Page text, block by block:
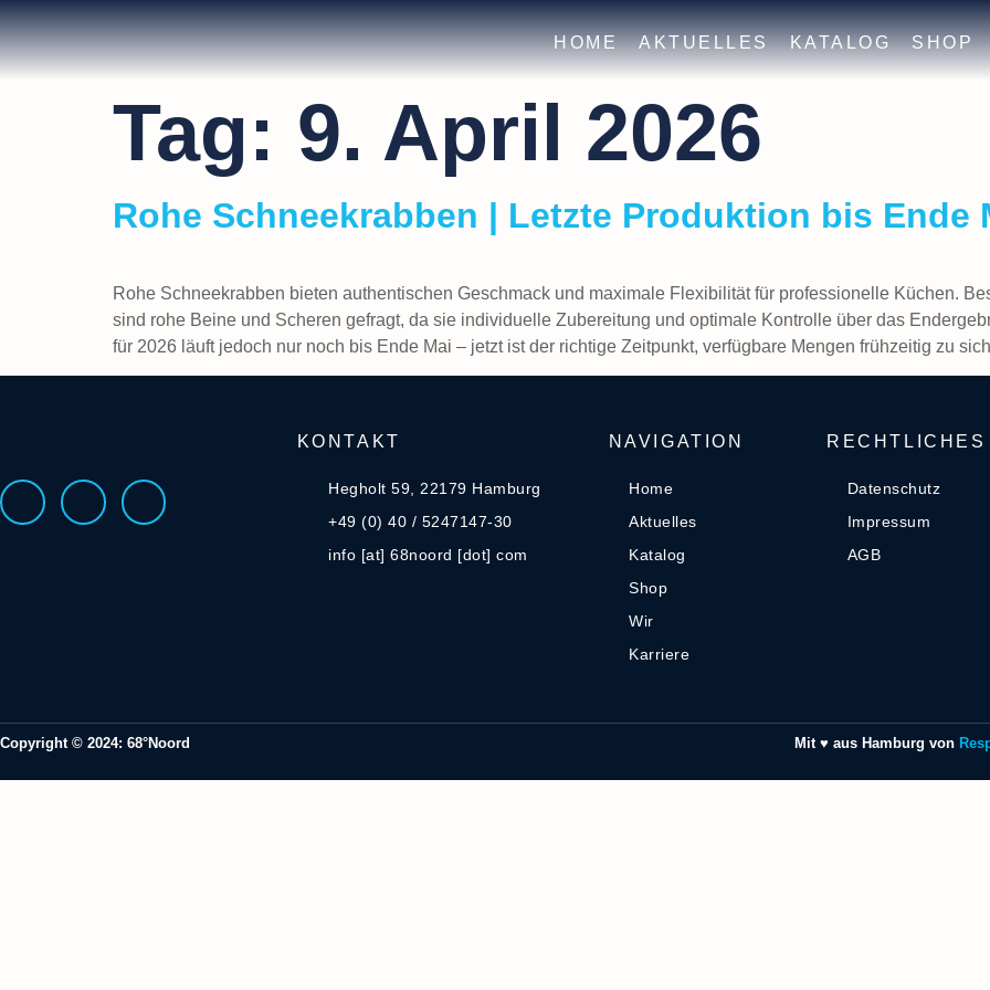
HOME AKTUELLES KATALOG SHOP
Tag: 9. April 2026
Rohe Schneekrabben | Letzte Produktion bis Ende
Rohe Schneekrabben bieten authentischen Geschmack und maximale Flexibilität für professionelle Küchen.
sind rohe Beine und Scheren gefragt, da sie individuelle Zubereitung und optimale Kontrolle über das
für 2026 läuft jedoch nur noch bis Ende Mai – jetzt ist der richtige Zeitpunkt, verfügbare Mengen frühzeitig zu
KONTAKT
Hegholt 59, 22179 Hamburg
+49 (0) 40 / 5247147-30
info [at] 68noord [dot] com
NAVIGATION
Home
Aktuelles
Katalog
Shop
Wir
Karriere
RECHTLICHES
Datenschutz
Impressum
AGB
Copyright © 2024: 68°Noord Mit ♥ aus Hamburg von